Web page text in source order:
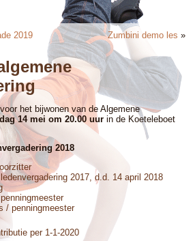
2019 Zumbini demo les »
het bijwonen van de Algemene
14 mei om 20.00 uur in de Koeteleboet
2018
2017, d.d. 14 april 2018
/ penningmeester
per 1-1-2020